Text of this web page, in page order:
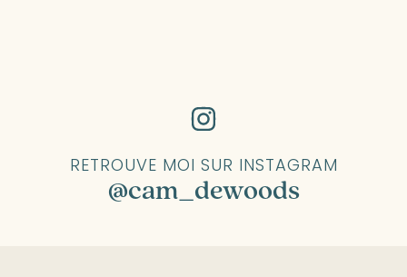
RETROUVE MOI SUR INSTAGRAM
@cam_dewoods